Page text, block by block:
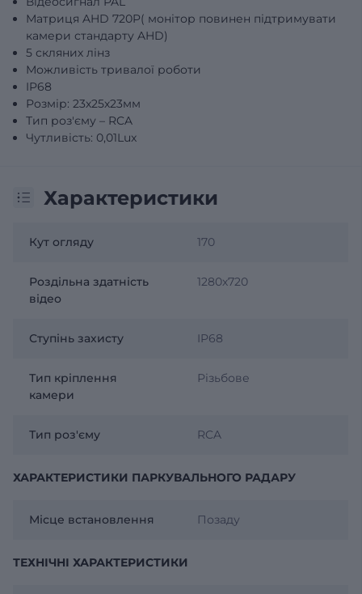
Матриця AHD 720P( монітор повинен підтримувати
камери стандарту AHD)
5 скляних лінз
Можливість тривалої роботи
IP68
Розмір: 23х25х23мм
Тип роз'єму – RCA
Чутливість: 0,01Lux
Характеристики
Кут огляду 170
Роздільна здатність
відео
1280х720
Ступінь захисту IP68
Тип кріплення
камери
Різьбове
Тип роз'єму RCA
ХАРАКТЕРИСТИКИ ПАРКУВАЛЬНОГО РАДАРУ
Місце встановлення Позаду
ТЕХНІЧНІ ХАРАКТЕРИСТИКИ